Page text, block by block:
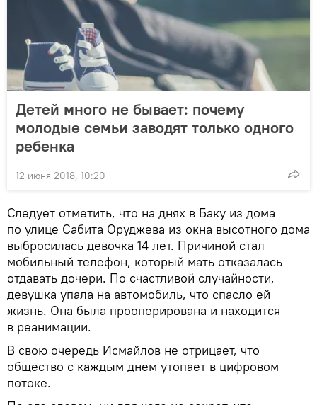
Детей много не бывает: почему
молодые семьи заводят только одного
ребенка
12 июня 2018, 10:20
Следует отметить, что на днях в Баку из дома
по улице Сабита Оруджева из окна высотного дома
выбросилась девочка 14 лет. Причиной стал
мобильный телефон, который мать отказалась
отдавать дочери. По счастливой случайности,
девушка упала на автомобиль, что спасло ей
жизнь. Она была прооперирована и находится
в реанимации.
В свою очередь Исмайлов не отрицает, что
общество с каждым днем утопает в цифровом
потоке.